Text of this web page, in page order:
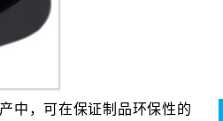
中，可在保证制品环保性的